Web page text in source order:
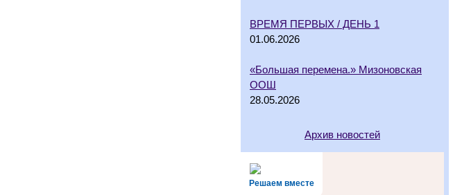
ВРЕМЯ ПЕРВЫХ / ДЕНЬ 1
01.06.2026
«Большая перемена.» Мизоновская
ООШ
28.05.2026
Архив новостей
Решаем вместе